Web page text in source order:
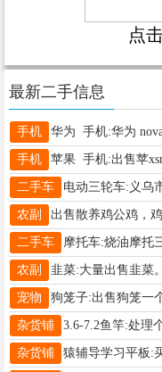
点
最新二手信息
手机
手机
二手车
农副
二手车
农副 韭菜:大量出售韭菜
宠物
杂货铺
杂货铺